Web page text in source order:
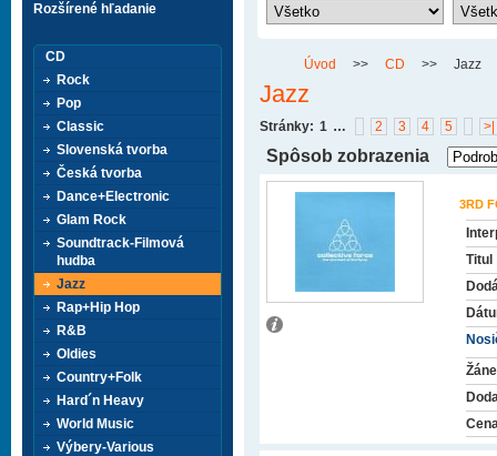
Úvod >> CD >> Jazz
Jazz
Stránky: 1 2 3 4 5
… >|
Spôsob zobrazenia
3RD
Titul
Rozšírené hľadanie
CD
Rock
Pop
Classic
Slovenská tvorba
Česká tvorba
Dance+Electronic
Glam Rock
Soundtrack-Filmová
hudba
Jazz
Rap+Hip Hop
R&B
Oldies
Country+Folk
Hard´n Heavy
World Music
Výbery-Various